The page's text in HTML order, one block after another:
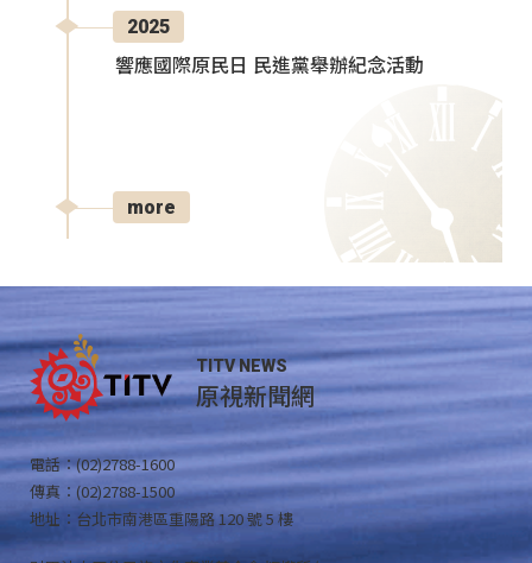
2025
響應國際原民日 民進黨舉辦紀念活動
more
TITV NEWS
原視新聞網
電話：(02)2788-1600
傳真：(02)2788-1500
地址：台北市南港區重陽路 120 號 5 樓